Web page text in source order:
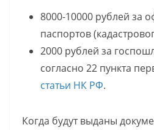
8000-10000 рублей за
паспортов
2000 рублей за
согласно 22 пункта
статьи НК РФ.
Когда будут выданы